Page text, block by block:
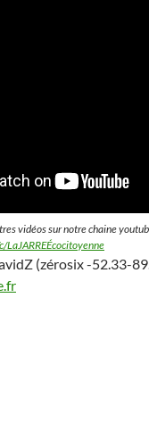
vidéos sur notre chaine
(zérosix -52.33-